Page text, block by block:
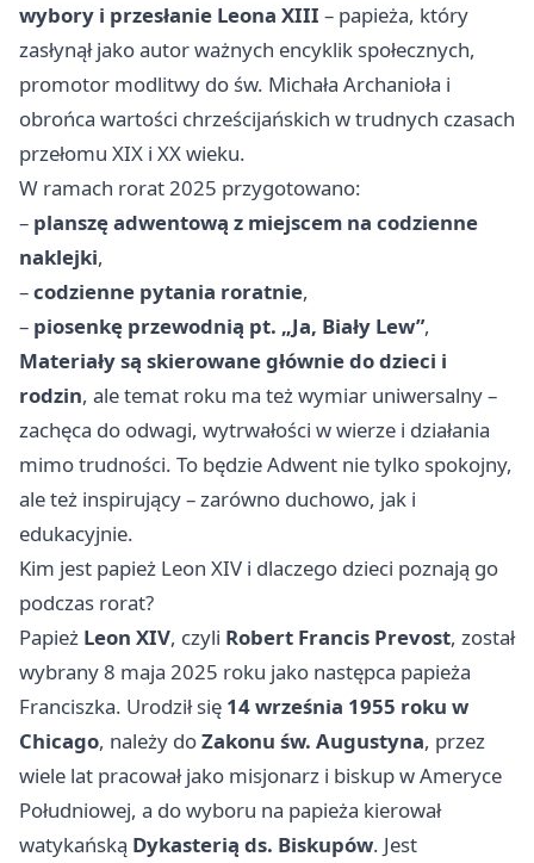
wybory i przesłanie Leona XIII – papieża, który
zasłynął jako autor ważnych encyklik społecznych,
promotor modlitwy do św. Michała Archanioła i
obrońca wartości chrześcijańskich w trudnych czasach
przełomu XIX i XX wieku.
W ramach rorat 2025 przygotowano:
– planszę adwentową z miejscem na codzienne
naklejki,
–codzienne pytania roratnie,
– piosenkę przewodnią pt. „Ja, Biały Lew”,
Materiały są skierowane głównie do dzieci i
rodzin, ale temat roku ma też wymiar uniwersalny –
zachęca do odwagi, wytrwałości w wierze i działania
mimo trudności. To będzie Adwent nie tylko spokojny,
ale też inspirujący – zarówno duchowo, jak i
edukacyjnie.
Kim jest papież Leon XIV i dlaczego dzieci poznają go
podczas rorat?
Papież Leon XIV, czyli Robert Francis Prevost, został
wybrany 8 maja 2025 roku jako następca papieża
Franciszka. Urodził się 14 września 1955 roku w
Chicago, należy doZakonu św. Augustyna, przez
wiele lat pracował jako misjonarz i biskup w Ameryce
Południowej, a do wyboru na papieża kierował
watykańską Dykasterią ds. Biskupów. Jest